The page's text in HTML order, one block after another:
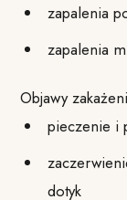
zapalenia
zapalenia
Objawy
pieczenie i
dotyk